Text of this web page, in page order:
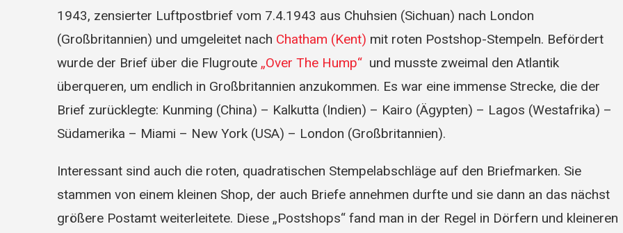
1943, zensierter Luftpostbrief vom 7.4.1943 aus Chuhsien (Sichuan) nach London
(Großbritannien) und umgeleitet nach Chatham (Kent) mit roten Postshop-Stempeln. Befördert
wurde der Brief über die Flugroute „Over The Hump“ und musste zweimal den Atlantik
überqueren, um endlich in Großbritannien anzukommen. Es war eine immense Strecke, die der
Brief zurücklegte: Kunming (China) – Kalkutta (Indien) – Kairo (Ägypten) – Lagos (Westafrika) –
Südamerika – Miami – New York (USA) – London (Großbritannien).
Interessant sind auch die roten, quadratischen Stempelabschläge auf den Briefmarken. Sie
stammen von einem kleinen Shop, der auch Briefe annehmen durfte und sie dann an das nächst
größere Postamt weiterleitete. Diese „Postshops“ fand man in der Regel in Dörfern und kleineren